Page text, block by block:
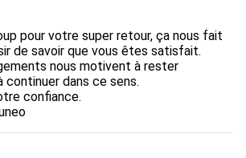
pour votre super retour, ça nous fait
de savoir que vous êtes satisfait.
nous motivent à rester
dans ce sens.
confiance.